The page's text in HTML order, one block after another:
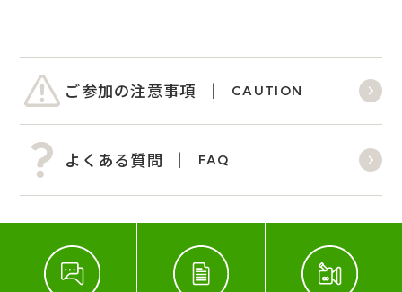
ご参加の注意事項 CAUTION
よくある質問 FAQ